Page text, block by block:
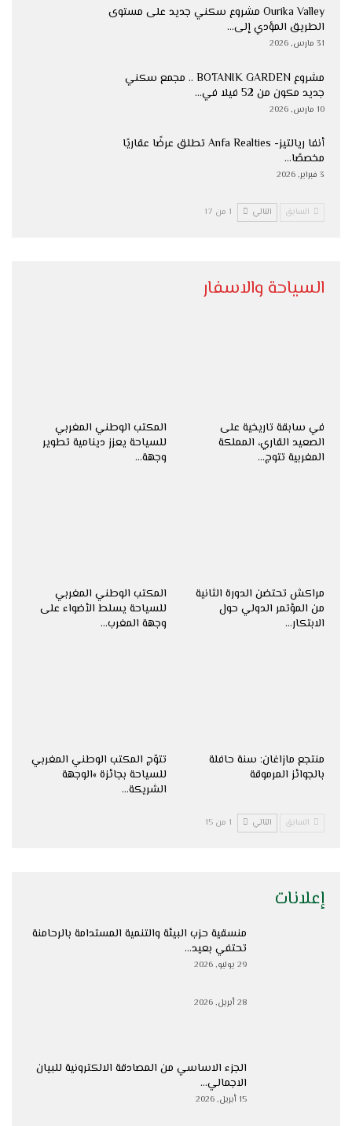
Ourika Valley مشروع سكني جديد على مستوى
الطريق المؤدي إلى…
31 مارس, 2026
مشروع BOTANIK GARDEN .. مجمع سكني
جديد مكون من 52 فيلا في…
10 مارس, 2026
أنفا ريالتيز- Anfa Realties تطلق عرضًا عقاريًا
مخصصًا…
3 فبراير, 2026
السابق التالي 1 من 17
السياحة والاسفار
في سابقة تاريخية على
الصعيد القاري، المملكة
المغربية تتوج…
المكتب الوطني المغربي
للسياحة يعزز دينامية تطوير
وجهة…
مراكش تحتضن الدورة الثانية
من المؤتمر الدولي حول
الابتكار…
المكتب الوطني المغربي
للسياحة يسلط الأضواء على
وجهة المغرب…
منتجع مازاغان: سنة حافلة
بالجوائز المرموقة
تتوّج المكتب الوطني المغربي
للسياحة بجائزة »الوجهة
الشريكة…
السابق التالي 1 من 15
إعلانات
منسقية حزب البيئة والتنمية المستدامة بالرحامنة
تحتفي بعيد…
29 يوليو, 2026
28 أبريل, 2026
الجزء الاساسي من المصادقة الالكترونية للبيان
الاجمالي…
15 أبريل, 2026